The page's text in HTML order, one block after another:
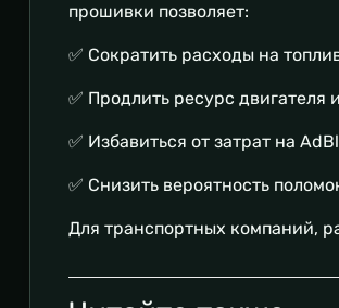
прошивки позволяет:
✅ Сократить расходы на
✅ Продлить ресурс двигателя
✅ Избавиться от затрат на
✅ Снизить вероятность
Для транспортных компаний,